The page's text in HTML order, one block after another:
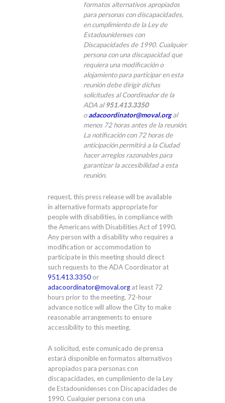
formatos alternativos apropiados
para personas con discapacidades,
en cumplimiento de la Ley de
Estadounidenses con
Discapacidades de 1990. Cualquier
persona con una discapacidad que
requiera una modificación o
alojamiento para participar en esta
reunión debe dirigir dichas
solicitudes al Coordinador de la
ADA al951.413.3350
oadacoordinator@moval.orgal
menos 72 horas antes de la reunión.
La notificación con 72 horas de
anticipación permitirá a la Ciudad
hacer arreglos razonables para
garantizar la accesibilidad a esta
reunión.
request, this press release will be available
in alternative formats appropriate for
people with disabilities, in compliance with
the Americans with Disabilities Act of 1990.
Any person with a disability who requires a
modification or accommodation to
participate in this meeting should direct
such requests to the ADA Coordinator at
951.413.3350 or
adacoordinator@moval.org at least 72
hours prior to the meeting. 72-hour
advance notice will allow the City to make
reasonable arrangements to ensure
accessibility to this meeting.
A solicitud, este comunicado de prensa
estará disponible en formatos alternativos
apropiados para personas con
discapacidades, en cumplimiento de la Ley
de Estadounidenses con Discapacidades de
1990. Cualquier persona con una